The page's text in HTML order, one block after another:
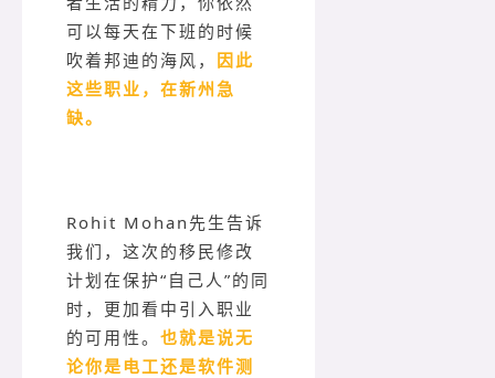
可以每天在下班的时候
吹着邦迪的海风， 因此
这些职业，在新州急
缺。
Rohit Mohan先生告诉
我们，这次的移民修改
计划在保护“自己人”的同
时，更加看中引入职业
的可用性。 也就是说无
论你是电工还是软件测